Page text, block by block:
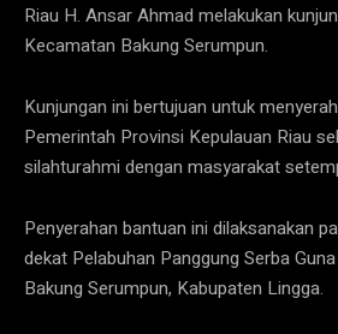
Riau H. Ansar Ahmad melakukan
Kecamatan Bakung Serumpun.
Kunjungan ini bertujuan untuk
Pemerintah Provinsi Kepulauan Riau
silahturahmi dengan masyarakat
Penyerahan bantuan ini dilaksanakan
dekat Pelabuhan Panggung Serba
Bakung Serumpun, Kabupaten Lingga.